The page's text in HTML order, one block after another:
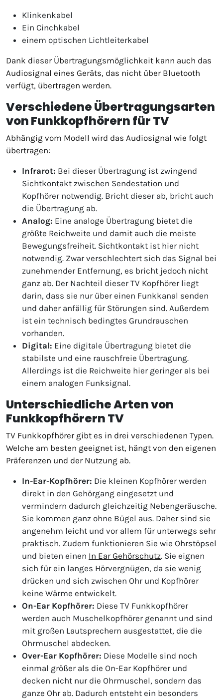
Klinkenkabel
Ein Cinchkabel
einem optischen Lichtleiterkabel
Dank dieser Übertragungsmöglichkeit kann auch das
Audiosignal eines Geräts, das nicht über Bluetooth
verfügt, übertragen werden.
Verschiedene Übertragungsarten
von Funkkopfhörern für TV
Abhängig vom Modell wird das Audiosignal wie folgt
übertragen:
Infrarot: Bei dieser Übertragung ist zwingend
Sichtkontakt zwischen Sendestation und
Kopfhörer notwendig. Bricht dieser ab, bricht auch
die Übertragung ab.
Analog: Eine analoge Übertragung bietet die
größte Reichweite und damit auch die meiste
Bewegungsfreiheit. Sichtkontakt ist hier nicht
notwendig. Zwar verschlechtert sich das Signal bei
zunehmender Entfernung, es bricht jedoch nicht
ganz ab. Der Nachteil dieser TV Kopfhörer liegt
darin, dass sie nur über einen Funkkanal senden
und daher anfällig für Störungen sind. Außerdem
ist ein technisch bedingtes Grundrauschen
vorhanden.
Digital: Eine digitale Übertragung bietet die
stabilste und eine rauschfreie Übertragung.
Allerdings ist die Reichweite hier geringer als bei
einem analogen Funksignal.
Unterschiedliche Arten von
Funkkopfhörern TV
TV Funkkopfhörer gibt es in drei verschiedenen Typen.
Welche am besten geeignet ist, hängt von den eigenen
Präferenzen und der Nutzung ab.
In-Ear-Kopfhörer: Die kleinen Kopfhörer werden
direkt in den Gehörgang eingesetzt und
vermindern dadurch gleichzeitig Nebengeräusche.
Sie kommen ganz ohne Bügel aus. Daher sind sie
angenehm leicht und vor allem für unterwegs sehr
praktisch. Zudem funktionieren Sie wie Ohrstöpsel
und bieten einen In Ear Gehörschutz. Sie eignen
sich für ein langes Hörvergnügen, da sie wenig
drücken und sich zwischen Ohr und Kopfhörer
keine Wärme entwickelt.
On-Ear Kopfhörer: Diese TV Funkkopfhörer
werden auch Muschelkopfhörer genannt und sind
mit großen Lautsprechern ausgestattet, die die
Ohrmuschel abdecken.
Over-Ear Kopfhörer: Diese Modelle sind noch
einmal größer als die On-Ear Kopfhörer und
decken nicht nur die Ohrmuschel, sondern das
ganze Ohr ab. Dadurch entsteht ein besonders